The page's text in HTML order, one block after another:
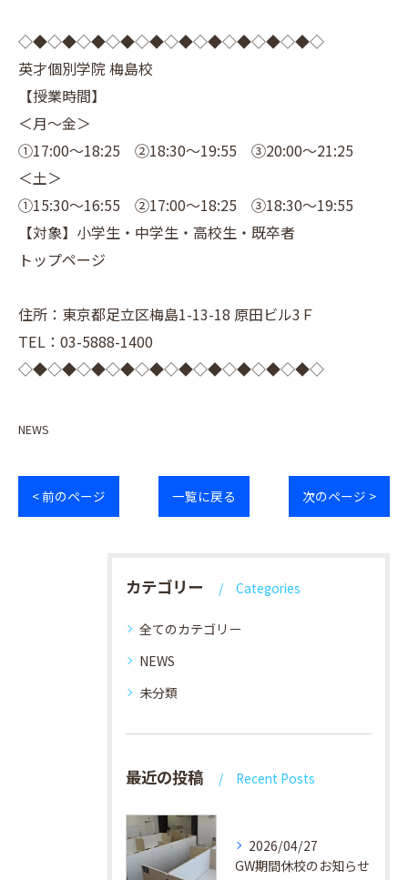
◇◆◇◆◇◆◇◆◇◆◇◆◇◆◇◆◇◆◇◆◇
英才個別学院 梅島校
【授業時間】
＜月～金＞
①17:00～18:25 ②18:30～19:55 ③20:00～21:25
＜土＞
①15:30～16:55 ②17:00～18:25 ③18:30～19:55
【対象】小学生・中学生・高校生・既卒者
トップページ
住所：東京都足立区梅島1-13-18 原田ビル3Ｆ
TEL：03-5888-1400
◇◆◇◆◇◆◇◆◇◆◇◆◇◆◇◆◇◆◇◆◇
NEWS
< 前のページ 一覧に戻る 次のページ >
カテゴリー Categories
全てのカテゴリー
NEWS
未分類
最近の投稿 Recent Posts
2026/04/27
GW期間休校のお知らせ